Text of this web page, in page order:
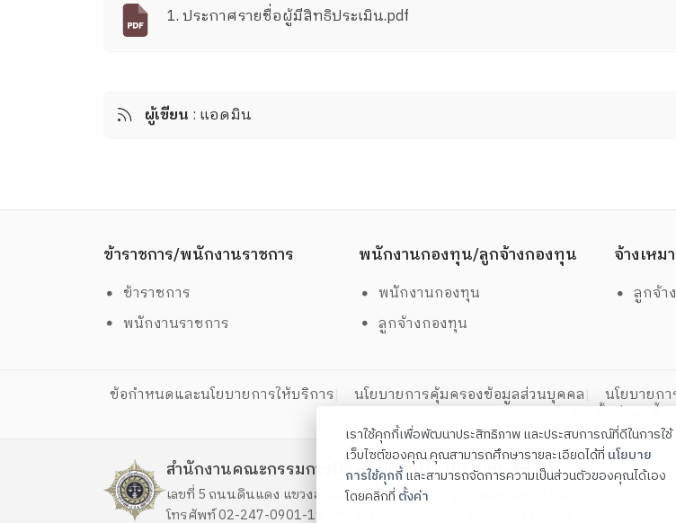
1. ประกาศรายชื่อผู้มีสิทธิประเมิน.pdf
ผู้เขียน : แอดมิน
ข้าราชการ/พนักงานราชการ
ข้าราชการ
พนักงานราชการ
พนักงานกองทุน/ลูกจ้างกองทุน
พนักงานกองทุน
ลูกจ้างกองทุน
จ้างเหม
ลูกจ้า
ข้อกำหนดและนโยบายการให้บริการ นโยบายการคุ้มครองข้อมูลส่วนบุคคล นโยบายก
ตั้งค่าคุกกี้
สำนักงานคณะกรรมการป้องกันและปราบปรามยาเสพติด
เลขที่ 5 ถนนดินแดง แขวงสามเสนใน เขตพญาไท กรุงเทพมหานคร 10400
โทรศัพท์ 02-247-0901-19 โทรสาร 02-245-9350
เราใช้คุกกี้เพื่อพัฒนาประสิทธิภาพ และประสบการณ์ที่ดีในการใช้
เว็บไซต์ของคุณ คุณสามารถศึกษารายละเอียดได้ที่ นโยบาย
การใช้คุกกี้และสามารถจัดการความเป็นส่วนตัวของคุณได้เอง
โดยคลิกที่ ตั้งค่า